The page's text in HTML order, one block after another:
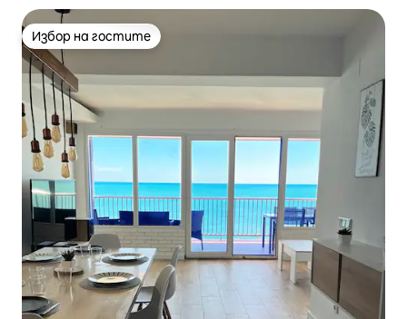
Избор на гостите
Избор на гостите